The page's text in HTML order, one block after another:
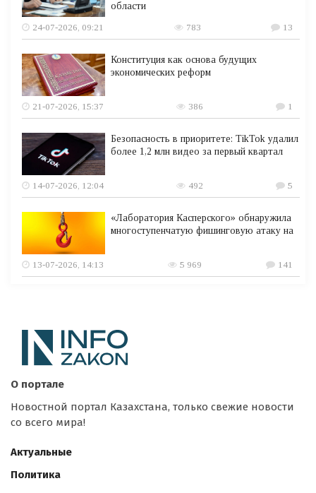
области
24-07-2026, 09:21
783 13
Конституция как основа будущих
экономических реформ
21-07-2026, 15:37 386 1
Безопасность в приоритете: TikTok удалил
более 1,2 млн видео за первый квартал
14-07-2026, 12:04 492 5
«Лаборатория Касперского» обнаружила
многоступенчатую фишинговую атаку на
13-07-2026, 14:13 5 969 141
О портале
Новостной портал Казахстана, только свежие новости
со всего мира!
Актуальные
Политика